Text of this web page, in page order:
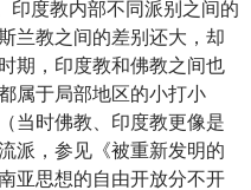
印度教内部不同派别之间的
兰教之间的差别还大，却
期，印度教和佛教之间也
属于局部地区的小打小
当时佛教、印度教更像是
派，参见《被重新发明的
亚思想的自由开放分不开